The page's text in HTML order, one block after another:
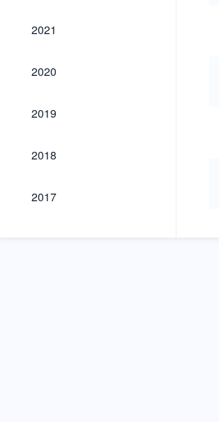
2021
2021
2020
2020
2019
2019
2018
2018
2017
2017